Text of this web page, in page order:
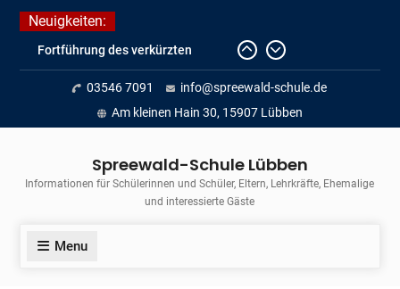
Skip
content
Neuigkeiten:
Fortführung des verkürzten
Unterrichts aufgrund der hohen
Temperaturen (22.06. bis
voraussichtlich zum 26.06.2026)
Journalismus hautnah
Insellauf 2026
03546 7091
info@spreewald-schule.de
Am kleinen Hain 30, 15907 Lübben
Spreewald-Schule Lübben
Informationen für Schülerinnen und Schüler, Eltern, Lehrkräfte, Ehemalige
und interessierte Gäste
Menu